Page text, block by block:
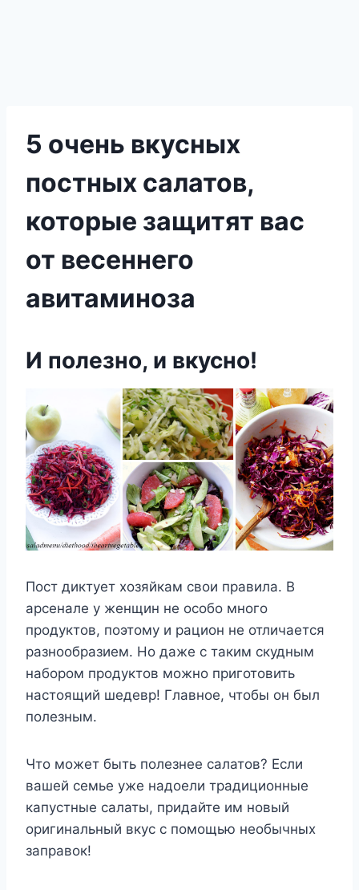
5 очень вкусных
постных салатов,
которые защитят вас
от весеннего
авитаминоза
И полезно, и вкусно!
Пост диктует хозяйкам свои правила. В
арсенале у женщин не особо много
продуктов, поэтому и рацион не отличается
разнообразием. Но даже с таким скудным
набором продуктов можно приготовить
настоящий шедевр! Главное, чтобы он был
полезным.
Что может быть полезнее салатов? Если
вашей семье уже надоели традиционные
капустные салаты, придайте им новый
оригинальный вкус с помощью необычных
заправок!